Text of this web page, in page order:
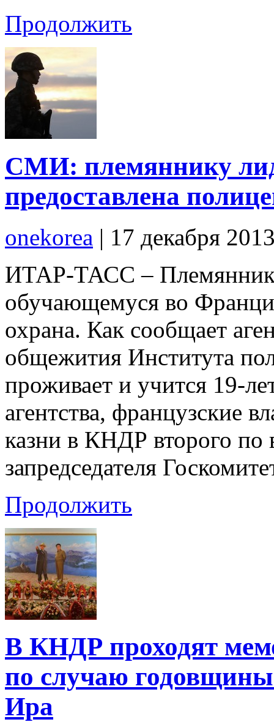
Продолжить
СМИ: племяннику
предоставлена
onekorea | 17 декабря
ИТАР-ТАСС –
обучающемуся во
охрана. Как сообщает
общежития Института
проживает и учится 19-
агентства, французские
казни в КНДР второго по
запредседателя
Продолжить
В КНДР проходят
по случаю
Ира